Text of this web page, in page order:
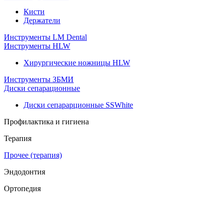
Кисти
Держатели
Инструменты LM Dental
Инструменты HLW
Хирургические ножницы HLW
Инструменты ЗБМИ
Диски сепарационные
Диски сепарарционные SSWhite
Профилактика и гигиена
Терапия
Прочее (терапия)
Эндодонтия
Ортопедия